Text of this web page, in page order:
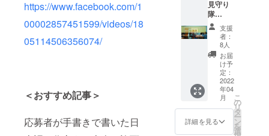
https://www.facebook.com/1
00002857451599/videos/18
05114506356074/
＜おすすめ記事＞
応募者が手書きで書いた日
ンライ
ン活動
報告会
へご招
待いた
しま
す。
蘇 奨学
金プロ
ジェク
ト」実
行委員
が運営
する
Facebo
okコ
ミュニ
ティに
しま
す。コ
先は国
内に限
る） ③
ミャン
マー留
学生か
らのお
手紙
（2022
年4月
頃） ④
活動報
告書
見守り
隊
Facebo
okコ
ミュニ
ティへ
のご招
待 ②
ミャン
マー
コー
ヒー&
ハーブ
ティー
支援
者：
8人
お届
け予
定：
2022
年04
月
詳細を見る
こ
の
リ
タ
ー
ン
を
選